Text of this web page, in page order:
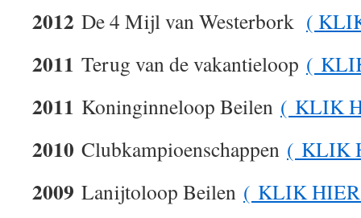
2012 De 4 Mijl van Westerbork (
2011 Terug van de vakantieloop (
2011 Koninginneloop Beilen ( KLIK
2010 Clubkampioenschappen ( KLIK
2009 Lanijtoloop Beilen ( KLIK